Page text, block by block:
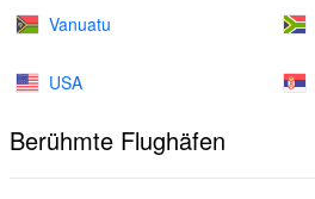
Vanuatu
USA
Berühmte Flughäfen